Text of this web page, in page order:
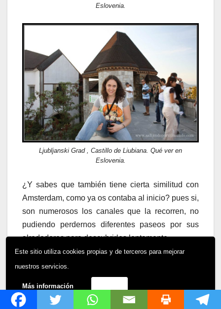
Este sitio utiliza cookies propias y de terceros para mejorar
nuestros servicios.
Más información
Eslovenia.
Ljubljanski Grad , Castillo de Liubiana. Qué ver en
Eslovenia.
¿Y sabes que también tiene cierta similitud con
Amsterdam, como ya os contaba al inicio? pues si,
son numerosos los canales que la recorren, no
pudiendo perdernos diferentes paseos por sus
alrededores para descubrirlos lentamente.